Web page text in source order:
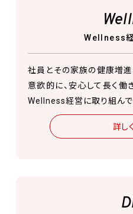
Wellness
社員とその家族の健康増進
意欲的に、安心して長く働
Wellness経営に取り組んで
詳し